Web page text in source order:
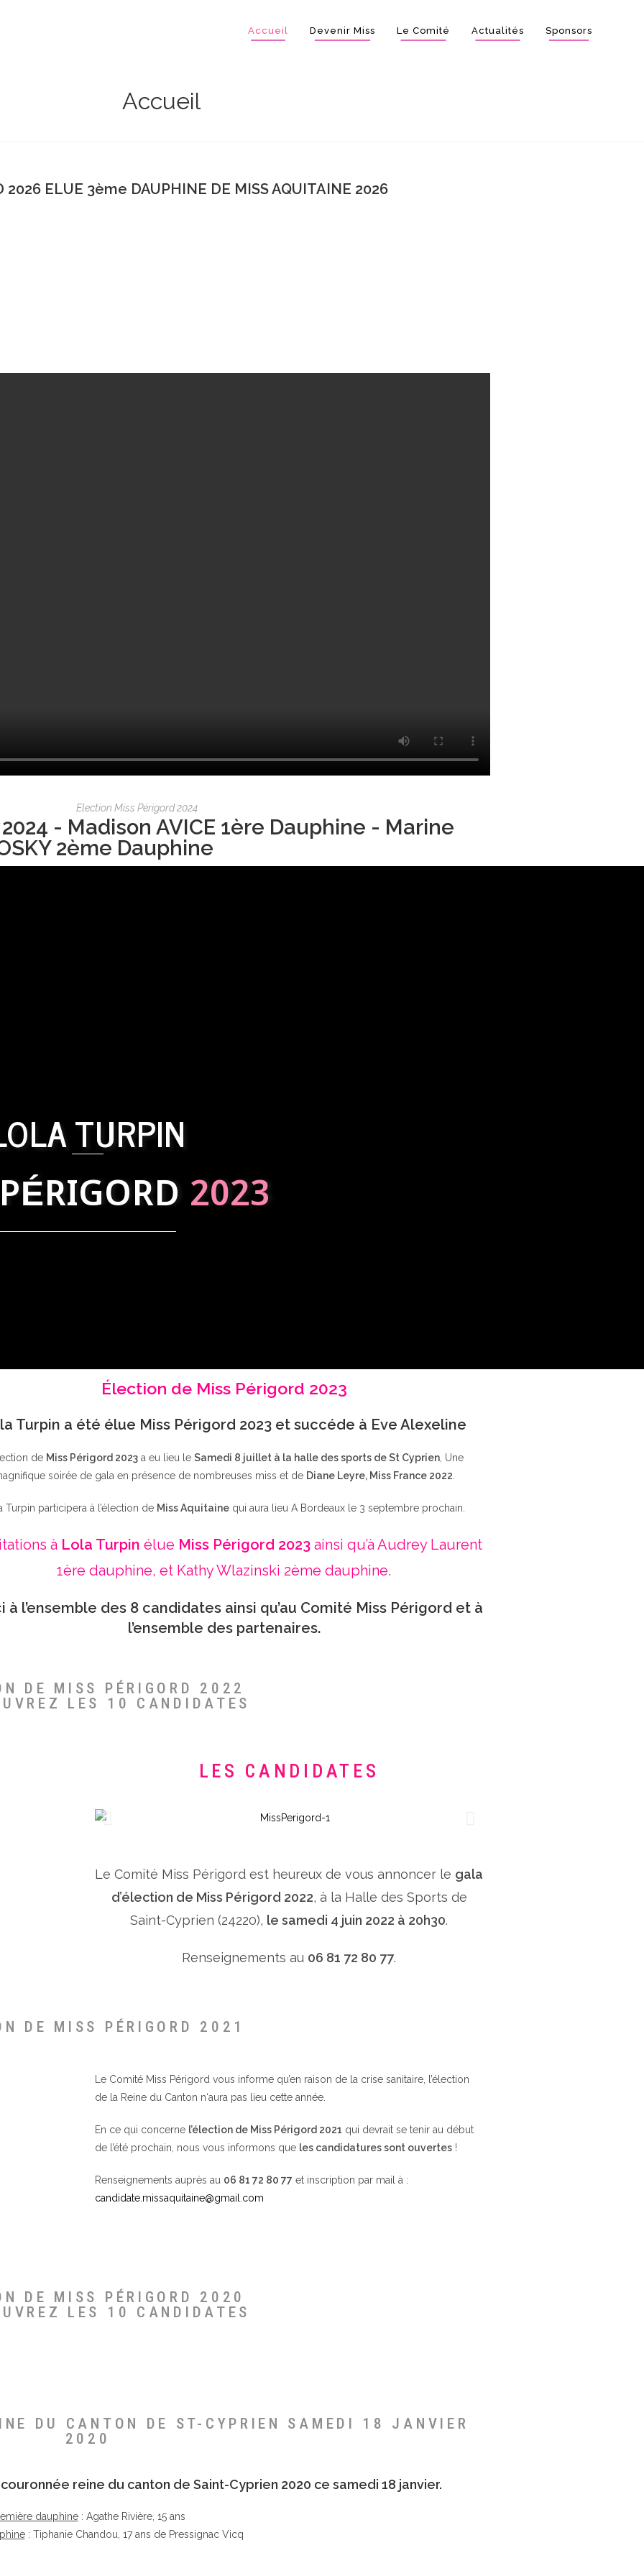
Accueil Devenir Miss Le Comité Actualités Sponsors
Accueil
2026 ELUE 3ème DAUPHINE DE MISS AQUITAINE 2026
Election Miss Périgord 2024
- Madison AVICE 1ère Dauphine - Marine
2ème Dauphine
TURPIN
2023
Élection de Miss Périgord 2023
Turpin a été élue Miss Périgord 2023 et succéde à Eve Alexeline
de Miss Périgord 2023a eu lieu le Samedi 8 juillet à la halle des sports de St Cyprien, Une
soirée de gala en présence de nombreuses miss et de Diane Leyre, Miss France 2022
Turpin participera à l’élection de Miss Aquitaine qui aura lieu A Bordeaux le 3 septembre prochain.
à Lola Turpin élue Miss Périgord 2023ainsi qu’à Audrey Laurent
1ère dauphine, et Kathy Wlazinski 2ème dauphine.
à l’ensemble des 8 candidates ainsi qu’au Comité Miss Périgord et à
l’ensemble des partenaires.
DE MISS PÉRIGORD 2022
LES 10 CANDIDATES
LES CANDIDATES
Le Comité Miss Périgord est heureux de vous annoncer le gala
d’élection de Miss Périgord 2022, à la Halle des Sports de
Saint-Cyprien (24220), le samedi 4 juin 2022 à 20h30.
Renseignements au 06 81 72 80 77.
DE MISS PÉRIGORD 2021
Le Comité Miss Périgord vous informe qu’en raison de la crise sanitaire, l’élection
de la Reine du Canton n‘aura pas lieu cette année.
En ce qui concerne l’élection de Miss Périgord 2021 qui devrait se tenir au début
de l’été prochain, nous vous informons que les candidatures sont ouvertes !
Renseignements auprès au 06 81 72 80 77 et inscription par mail à :
candidate.missaquitaine@gmail.com
DE MISS PÉRIGORD 2020
LES 10 CANDIDATES
DU CANTON DE ST-CYPRIEN SAMEDI 18 JANVIER
2020
couronnée reine du canton de Saint-Cyprien 2020 ce samedi 18 janvier.
dauphine: Agathe Rivière, 15 ans
: Tiphanie Chandou, 17 ans de Pressignac Vicq